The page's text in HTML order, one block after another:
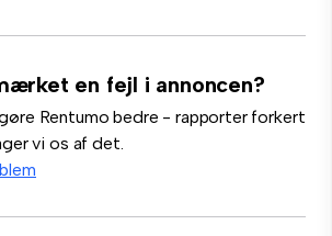
en fejl i annoncen?
Rentumo bedre - rapporter forkert
vi os af det.